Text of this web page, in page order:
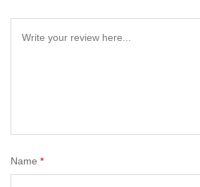
Name *